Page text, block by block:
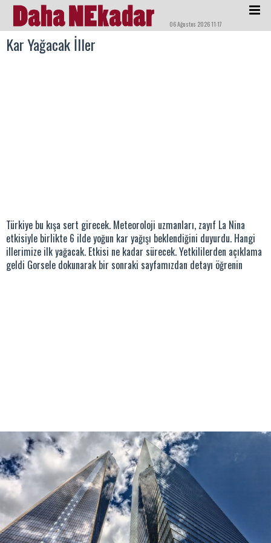
06 Ağustos 2026 11:17
Kar Yağacak İller
Türkiye bu kışa sert girecek. Meteoroloji uzmanları, zayıf La Nina
etkisiyle birlikte 6 ilde yoğun kar yağışı beklendiğini duyurdu. Hangi
illerimize ilk yağacak. Etkisi ne kadar sürecek. Yetkililerden açıklama
geldi Gorsele dokunarak bir sonraki sayfamızdan detayı öğrenin